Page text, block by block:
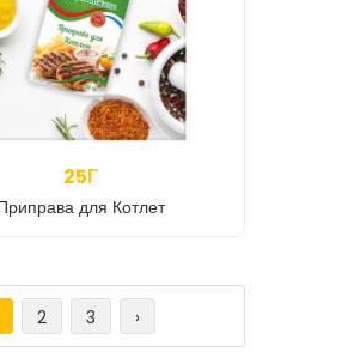
25Г
для Котлет
2 3 ›